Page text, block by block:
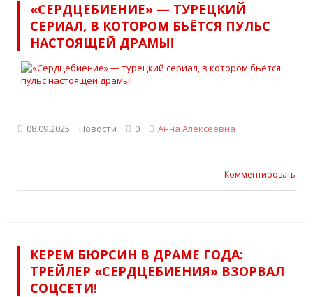
«СЕРДЦЕБИЕНИЕ» — ТУРЕЦКИЙ
СЕРИАЛ, В КОТОРОМ БЬЁТСЯ ПУЛЬС
НАСТОЯЩЕЙ ДРАМЫ!
08.09.2025 Новости 0 Анна Алексеевна
Комментировать
КЕРЕМ БЮРСИН В ДРАМЕ ГОДА:
ТРЕЙЛЕР «СЕРДЦЕБИЕНИЯ» ВЗОРВАЛ
СОЦСЕТИ!